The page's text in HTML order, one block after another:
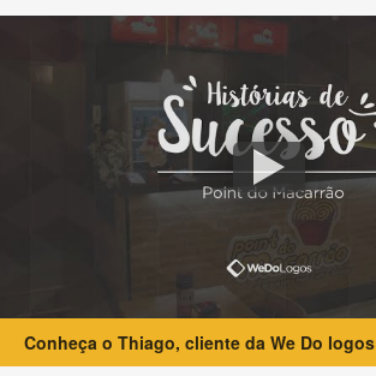
Conheça o Thiago, cliente da We Do logos